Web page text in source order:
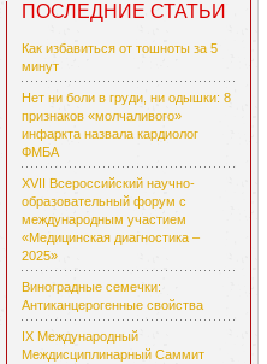
ПОСЛЕДНИЕ СТАТЬИ
Как избавиться от тошноты за 5
минут
Нет ни боли в груди, ни одышки: 8
признаков «молчаливого»
инфаркта назвала кардиолог
ФМБА
XVII Всероссийский научно-
образовательный форум с
международным участием
«Медицинская диагностика –
2025»
Виноградные семечки:
Антиканцерогенные свойства
IX Международный
Междисциплинарный Саммит